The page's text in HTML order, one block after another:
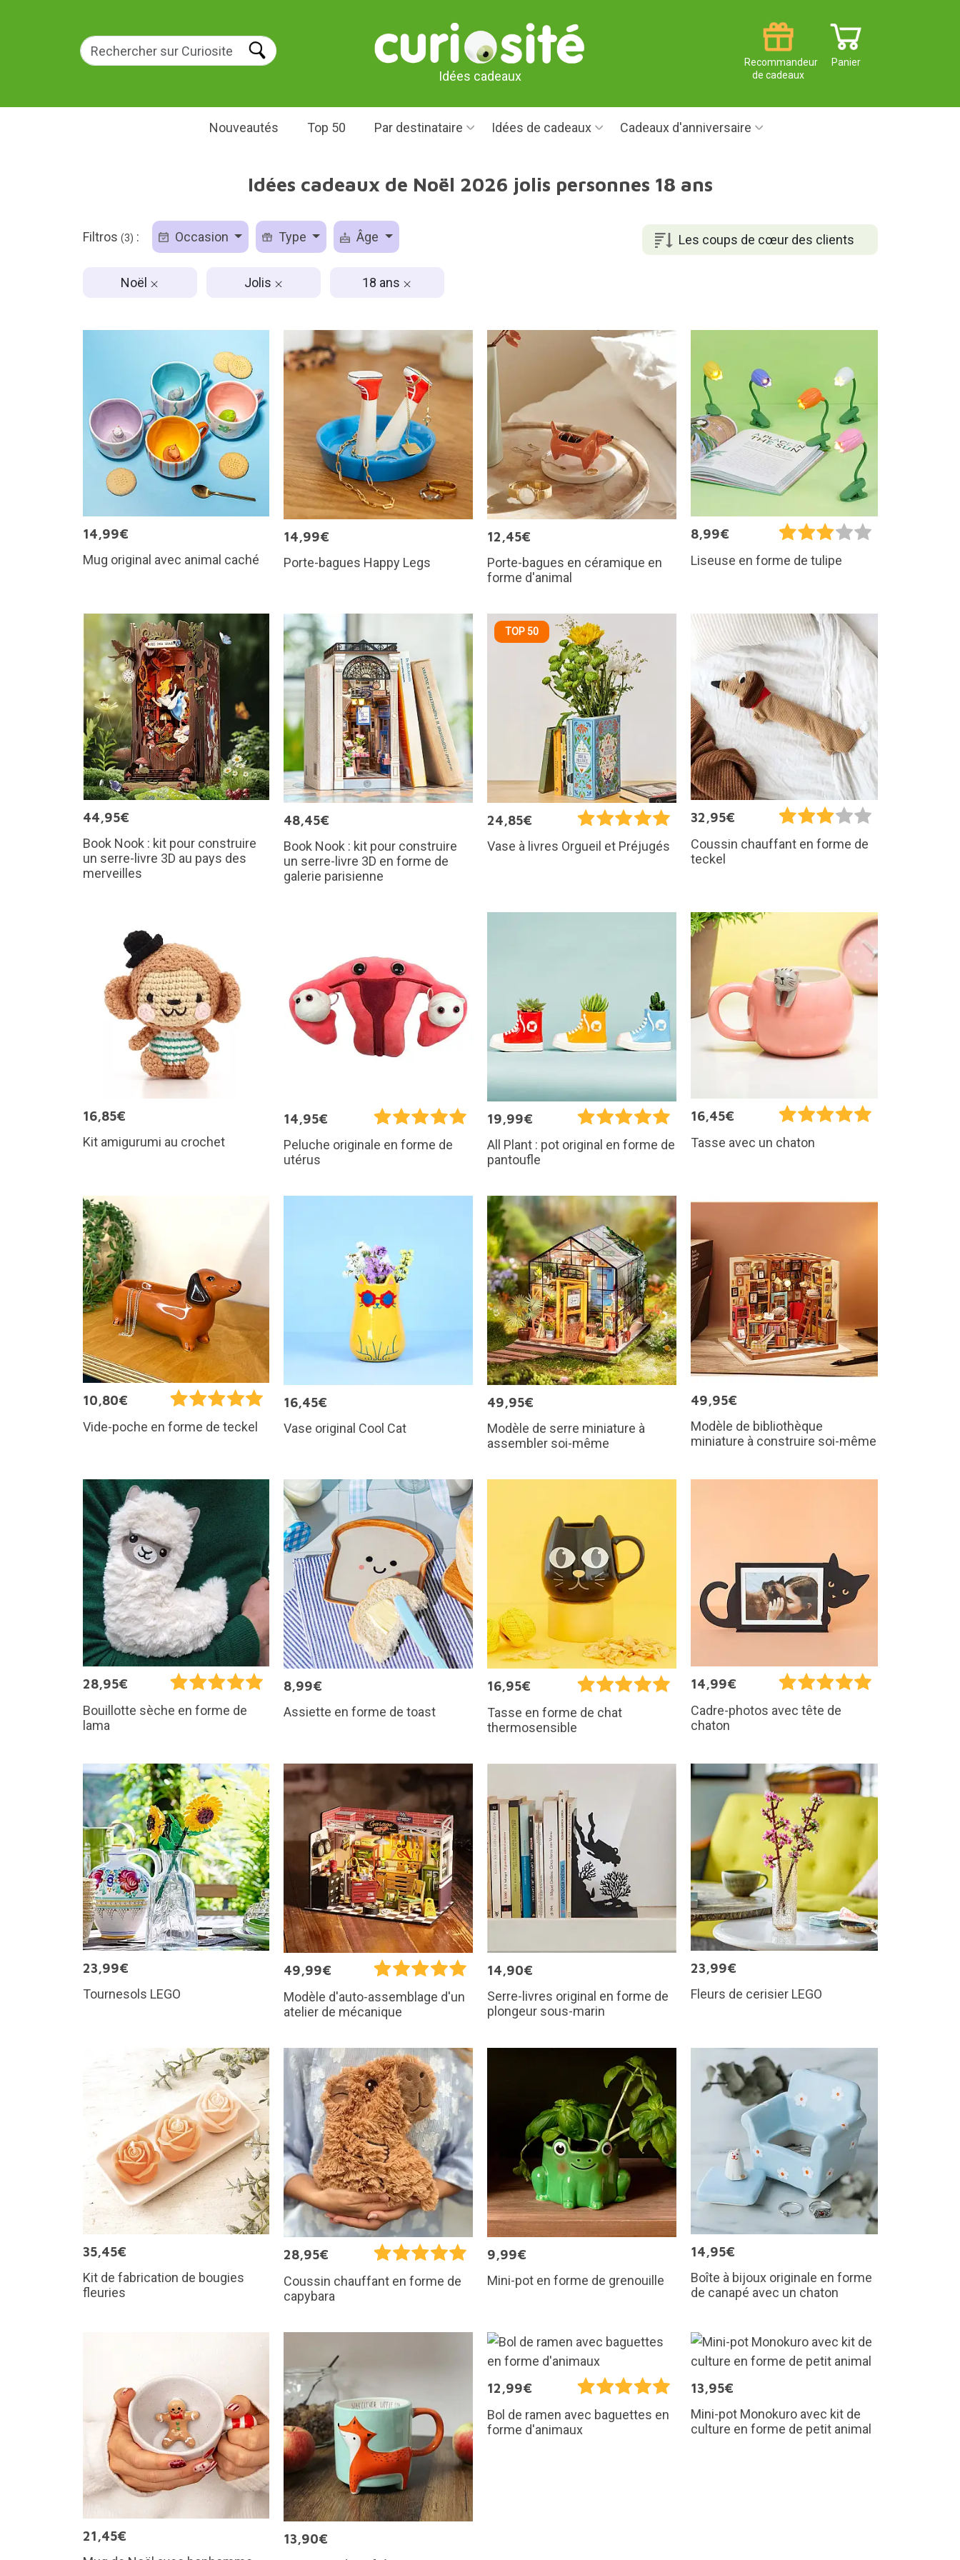
Idées cadeaux
Panier
Recommandeur
de cadeaux
Nouveautés Top 50 Par destinataire Idées de cadeaux Cadeaux d'anniversaire
Idées cadeaux de Noël 2026 jolis personnes 18 ans
Les coups de cœur des clients
Filtros (3) : Occasion Type Âge
Noël Jolis 18 ans
14,99€
Mug original avec animal caché
14,99€
Porte-bagues Happy Legs
12,45€
Porte-bagues en céramique en
forme d'animal
8,99€
Liseuse en forme de tulipe
44,95€
Book Nook : kit pour construire
un serre-livre 3D au pays des
merveilles
48,45€
Book Nook : kit pour construire
un serre-livre 3D en forme de
galerie parisienne
TOP 50
24,85€
Vase à livres Orgueil et Préjugés
32,95€
Coussin chauffant en forme de
teckel
16,85€
Kit amigurumi au crochet
14,95€
Peluche originale en forme de
utérus
19,99€
All Plant : pot original en forme de
pantoufle
16,45€
Tasse avec un chaton
10,80€
Vide-poche en forme de teckel
16,45€
Vase original Cool Cat
49,95€
Modèle de serre miniature à
assembler soi-même
49,95€
Modèle de bibliothèque
miniature à construire soi-même
28,95€
Bouillotte sèche en forme de
lama
8,99€
Assiette en forme de toast
16,95€
Tasse en forme de chat
thermosensible
14,99€
Cadre-photos avec tête de
chaton
23,99€
Tournesols LEGO
49,99€
Modèle d'auto-assemblage d'un
atelier de mécanique
14,90€
Serre-livres original en forme de
plongeur sous-marin
23,99€
Fleurs de cerisier LEGO
35,45€
Kit de fabrication de bougies
fleuries
28,95€
Coussin chauffant en forme de
capybara
9,99€
Mini-pot en forme de grenouille
14,95€
Boîte à bijoux originale en forme
de canapé avec un chaton
21,45€
13,90€
12,99€
Bol de ramen avec baguettes en
forme d'animaux
13,95€
Mini-pot Monokuro avec kit de
culture en forme de petit animal